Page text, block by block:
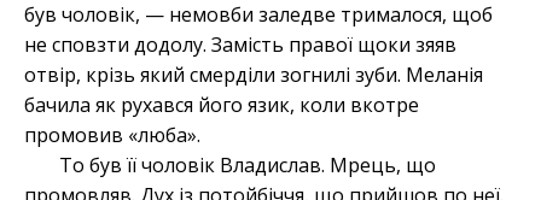
був чоловік, — немовби заледве трималося, щоб
не сповзти додолу. Замість правої щоки зяяв
отвір, крізь який смерділи зогнилі зуби. Меланія
бачила як рухався його язик, коли вкотре
промовив «люба».
То був її чоловік Владислав. Мрець, що